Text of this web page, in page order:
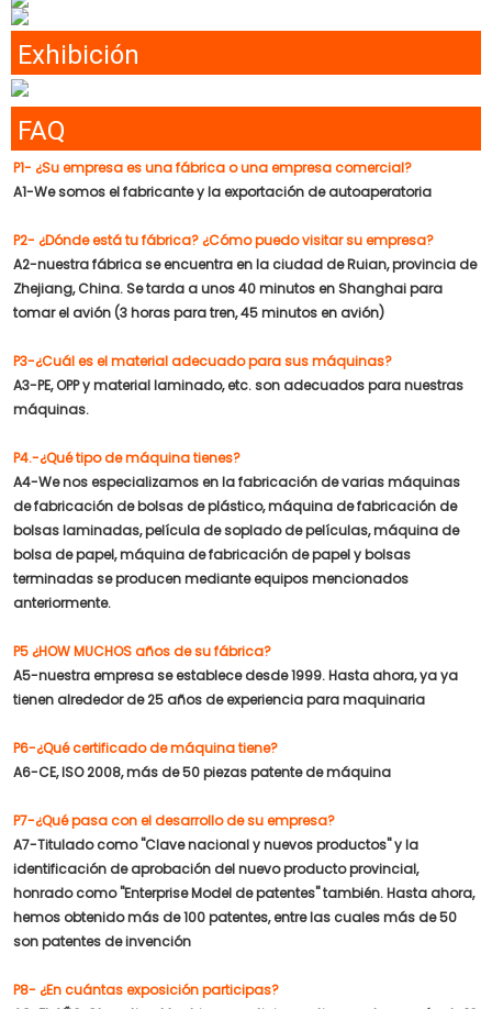
Exhibición
FAQ
P1- ¿Su empresa es una fábrica o una empresa comercial?
A1-We somos el fabricante y la exportación de autoaperatoria
P2- ¿Dónde está tu fábrica? ¿Cómo puedo visitar su empresa?
A2-nuestra fábrica se encuentra en la ciudad de Ruian, provincia de
Zhejiang, China. Se tarda a unos 40 minutos en Shanghai para
tomar el avión (3 horas para tren, 45 minutos en avión)
P3-¿Cuál es el material adecuado para sus máquinas?
A3-PE, OPP y material laminado, etc. son adecuados para nuestras
máquinas.
P4.-¿Qué tipo de máquina tienes?
A4-We nos especializamos en la fabricación de varias máquinas
de fabricación de bolsas de plástico, máquina de fabricación de
bolsas laminadas, película de soplado de películas, máquina de
bolsa de papel, máquina de fabricación de papel y bolsas
terminadas se producen mediante equipos mencionados
anteriormente.
P5 ¿HOW MUCHOS años de su fábrica?
A5-nuestra empresa se establece desde 1999. Hasta ahora, ya ya
tienen alrededor de 25 años de experiencia para maquinaria
P6-¿Qué certificado de máquina tiene?
A6-CE, ISO 2008, más de 50 piezas patente de máquina
P7-¿Qué pasa con el desarrollo de su empresa?
A7-Titulado como "Clave nacional y nuevos productos" y la
identificación de aprobación del nuevo producto provincial,
honrado como "Enterprise Model de patentes" también. Hasta ahora,
hemos obtenido más de 100 patentes, entre las cuales más de 50
son patentes de invención
P8- ¿En cuántas exposición participas?